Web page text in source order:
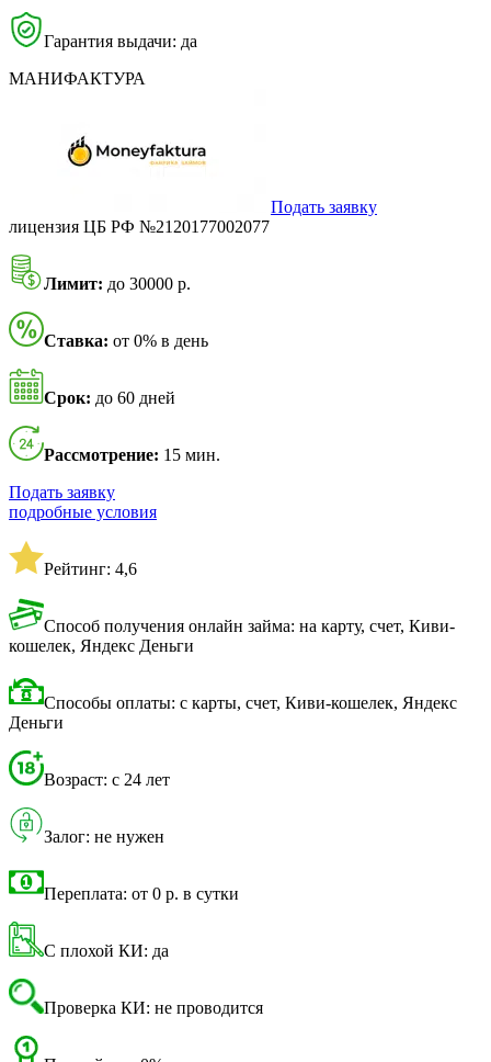
Гарантия выдачи: да
МАНИФАКТУРА
Подать заявку
лицензия ЦБ РФ №2120177002077
Лимит: до 30000 р.
Ставка: от 0% в день
Срок: до 60 дней
Рассмотрение: 15 мин.
Подать заявку
подробные условия
Рейтинг: 4,6
Способ получения онлайн займа: на карту, счет, Киви-
кошелек, Яндекс Деньги
Способы оплаты: с карты, счет, Киви-кошелек, Яндекс
Деньги
Возраст: с 24 лет
Залог: не нужен
Переплата: от 0 р. в сутки
С плохой КИ: да
Проверка КИ: не проводится